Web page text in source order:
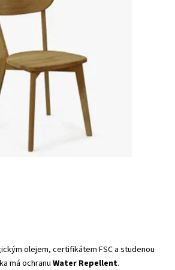
olejem, certifikátem FSC a studenou
má ochranu Water Repellent.